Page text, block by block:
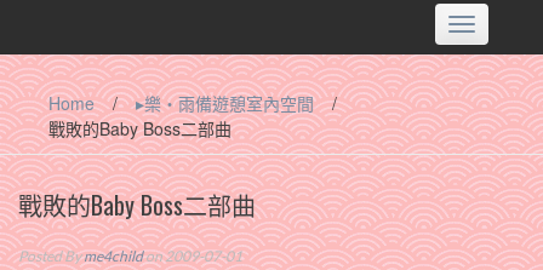
Toggle
navigation
Home / ▸樂‧雨備遊憩室內空間
/
戰敗的Baby Boss二部曲
戰敗的Baby Boss二部曲
Posted Byme4childon 2009-07-01